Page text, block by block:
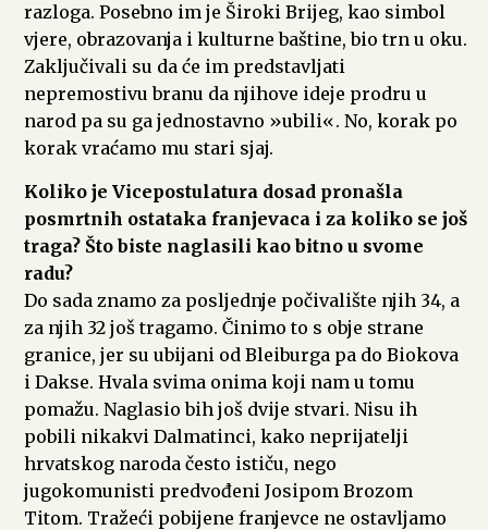
razloga. Posebno im je Široki Brijeg, kao simbol
vjere, obrazovanja i kulturne baštine, bio trn u oku.
Zaključivali su da će im predstavljati
nepremostivu branu da njihove ideje prodru u
narod pa su ga jednostavno »ubili«. No, korak po
korak vraćamo mu stari sjaj.
Koliko je Vicepostulatura dosad pronašla
posmrtnih ostataka franjevaca i za koliko se još
traga? Što biste naglasili kao bitno u svome
radu?
Do sada znamo za posljednje počivalište njih 34, a
za njih 32 još tragamo. Činimo to s obje strane
granice, jer su ubijani od Bleiburga pa do Biokova
i Dakse. Hvala svima onima koji nam u tomu
pomažu. Naglasio bih još dvije stvari. Nisu ih
pobili nikakvi Dalmatinci, kako neprijatelji
hrvatskog naroda često ističu, nego
jugokomunisti predvođeni Josipom Brozom
Titom. Tražeći pobijene franjevce ne ostavljamo